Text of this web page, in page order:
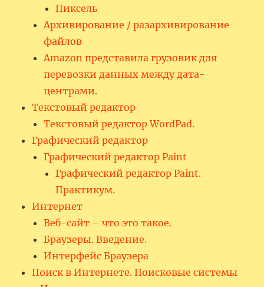
Пиксель
Архивирование / разархивирование
файлов
Amazon представила грузовик для
перевозки данных между дата-
центрами.
Текстовый редактор
Текстовый редактор WordPad.
Графический редактор
Графический редактор Paint
Графический редактор Paint.
Практикум.
Интернет
Веб-сайт – что это такое.
Браузеры. Введение.
Интерфейс Браузера
Поиск в Интернете. Поисковые системы